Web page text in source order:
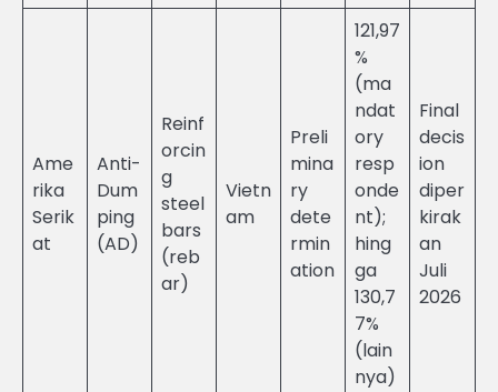
Ame
rika
Serik
at
Anti-
Dum
ping
(AD)
Reinf
orcin
g
steel
bars
(reb
ar)
Vietn
am
Preli
mina
ry
dete
rmin
ation
121,97
%
(ma
ndat
ory
resp
onde
nt);
hing
ga
130,7
7%
(lain
nya)
Final
decis
ion
diper
kirak
an
Juli
2026